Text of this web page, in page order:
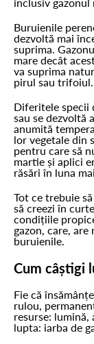
Buruienile
dezvoltă mai
suprima.
mare decât
va suprima
pirul sau trifoiul.
Diferitele specii
sau se dezvoltă
anumită
lor vegetale din
pentru care să
martie și aplici
răsări în luna
Tot ce trebuie
să creezi în
condițiile
gazon, care,
buruienile.
Cum câștigi
Fie că
rulou,
resurse:
lupta: iarba de